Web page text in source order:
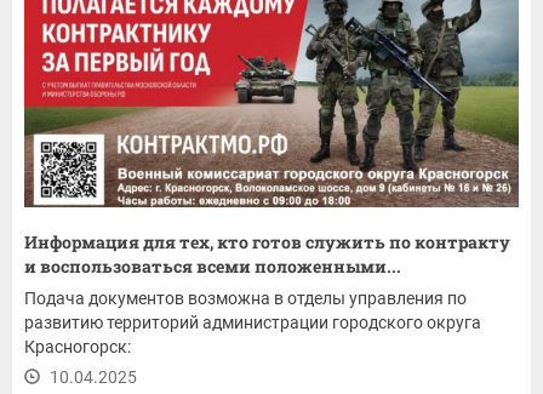
Информация для тех, кто готов служить по контракту
и воспользоваться всеми положенными...
Подача документов возможна в отделы управления по
развитию территорий администрации городского округа
Красногорск:
10.04.2025